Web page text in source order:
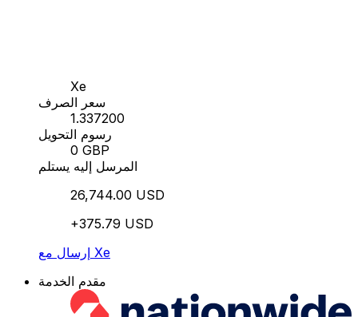
Xe
سعر الصرف
1.337200
رسوم التحويل
0 GBP
المرسل إليه يستلم
26,744.00 USD
+375.79 USD
إرسال مع Xe
مقدم الخدمة